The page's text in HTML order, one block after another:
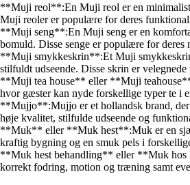
**Muji reol**:En Muji reol er en
Muji reoler er populære for deres
**Muji seng**:En Muji seng er en
bomuld. Disse senge er populære for
**Muji smykkeskrin**:Et Muji smykkeskrin
stilfuldt udseende. Disse skrin er
**Muji tea house** eller **Muji
hvor gæster kan nyde forskellige typer te i
**Mujjo**:Mujjo er et hollandsk brand, der
høje kvalitet, stilfulde udseende og
**Muk** eller **Muk hest**:Muk er en
kraftig bygning og en smuk pels i
**Muk hest behandling** eller **Muk hos
korrekt fodring, motion og træning samt